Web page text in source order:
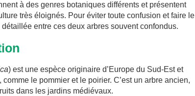
à des genres botaniques différents et présentent
très éloignés. Pour éviter toute confusion et faire le
entre ces deux arbres souvent confondus.
) est une espèce originaire d’Europe du Sud-Est et
, comme le pommier et le poirier. C’est un arbre ancien,
dans les jardins médiévaux.